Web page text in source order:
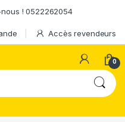
! 0522262054
Accès revendeurs
0